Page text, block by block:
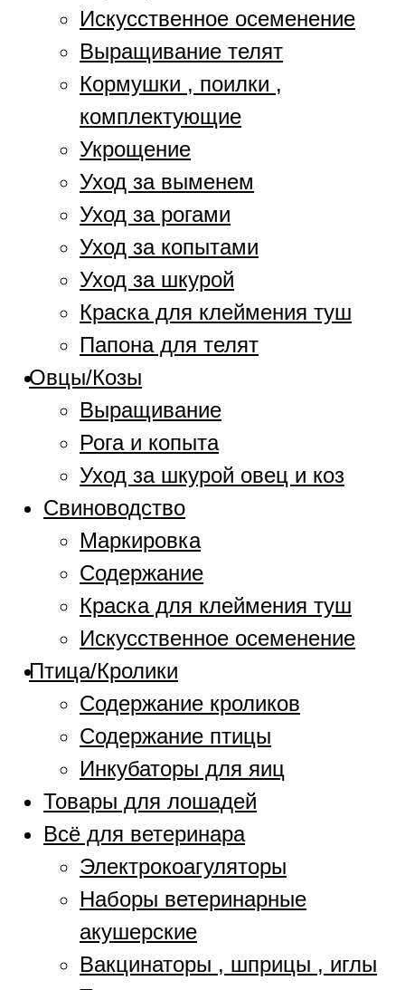
Искусственное осеменение
Выращивание телят
Кормушки , поилки ,
комплектующие
Укрощение
Уход за выменем
Уход за рогами
Уход за копытами
Уход за шкурой
Краска для клеймения туш
Папона для телят
Овцы/Козы
Выращивание
Рога и копыта
Уход за шкурой овец и коз
Свиноводство
Маркировка
Содержание
Краска для клеймения туш
Искусственное осеменение
Птица/Кролики
Содержание кроликов
Содержание птицы
Инкубаторы для яиц
Товары для лошадей
Всё для ветеринара
Электрокоагуляторы
Наборы ветеринарные
акушерские
Вакцинаторы , шприцы , иглы